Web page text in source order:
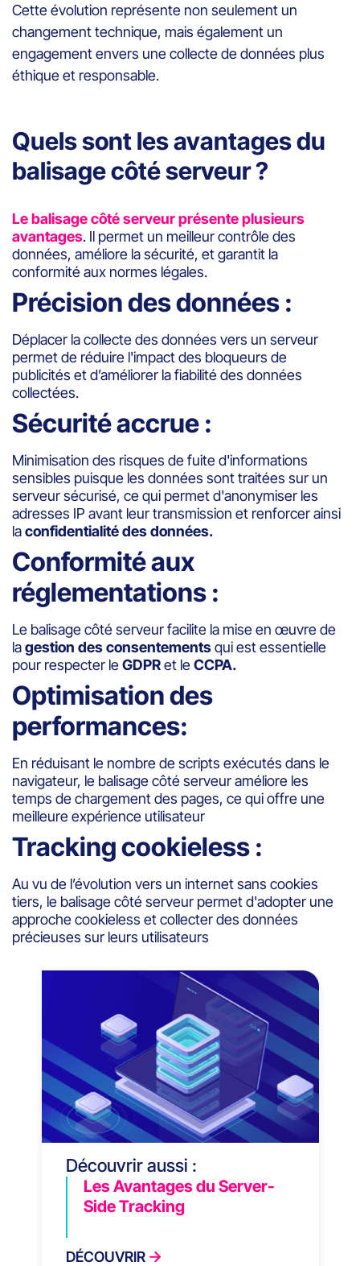
Cette évolution représente non seulement un
changement technique, mais également un
engagement envers une collecte de données plus
éthique et responsable.
Quels sont les avantages du
balisage côté serveur ?
Le balisage côté serveur présente plusieurs
avantages. Il permet un meilleur contrôle des
données, améliore la sécurité, et garantit la
conformité aux normes légales.
Précision des données :
Déplacer la collecte des données vers un serveur
permet de réduire l'impact des bloqueurs de
publicités et d’améliorer la fiabilité des données
collectées.
Sécurité accrue :
Minimisation des risques de fuite d'informations
sensibles puisque les données sont traitées sur un
serveur sécurisé, ce qui permet d'anonymiser les
adresses IP avant leur transmission et renforcer ainsi
laconfidentialité des données.
Conformité aux
réglementations :
Le balisage côté serveur facilite la mise en œuvre de
lagestion des consentementsqui est essentielle
pour respecter leGDPRet leCCPA.
Optimisation des
performances:
En réduisant le nombre de scripts exécutés dans le
navigateur, le balisage côté serveur améliore les
temps de chargement des pages, ce qui offre une
meilleure expérience utilisateur
Tracking cookieless :
Au vu de l’évolution vers un internet sans cookies
tiers, le balisage côté serveur permet d'adopter une
approche cookieless et collecter des données
précieuses sur leurs utilisateurs
Découvrir aussi :
Les Avantages du Server-
Side Tracking
DÉCOUVRIR